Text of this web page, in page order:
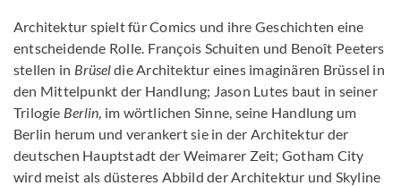
Architektur spielt für Comics und ihre Geschichten eine
entscheidende Rolle. François Schuiten und Benoît Peeters
stellen in Brüseldie Architektur eines imaginären Brüssel in
den Mittelpunkt der Handlung; Jason Lutes baut in seiner
Trilogie Berlin, im wörtlichen Sinne, seine Handlung um
Berlin herum und verankert sie in der Architektur der
deutschen Hauptstadt der Weimarer Zeit; Gotham City
wird meist als düsteres Abbild der Architektur und Skyline